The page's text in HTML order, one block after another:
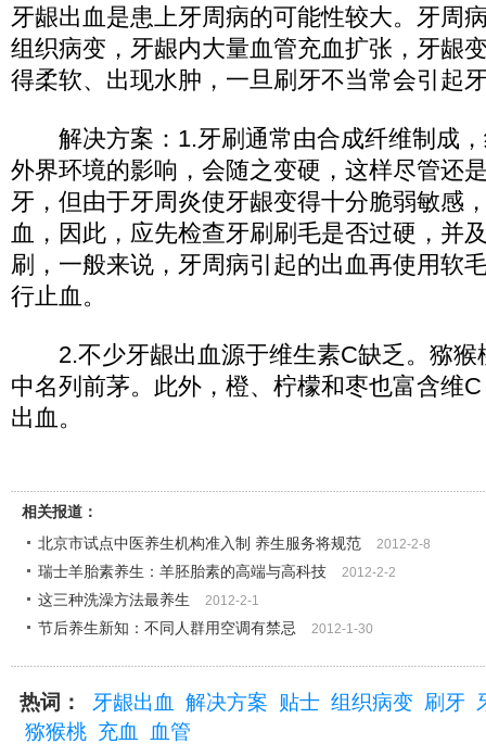
牙龈出血是患上牙周病的可能性较大。牙周
组织病变，牙龈内大量血管充血扩张，牙龈
得柔软、出现水肿，一旦刷牙不当常会引起
解决方案：1.牙刷通常由合成纤维制成，
外界环境的影响，会随之变硬，这样尽管还
牙，但由于牙周炎使牙龈变得十分脆弱敏感
血，因此，应先检查牙刷刷毛是否过硬，并
刷，一般来说，牙周病引起的出血再使用软
行止血。
2.不少牙龈出血源于维生素C缺乏。猕猴
中名列前茅。此外，橙、柠檬和枣也富含维
出血。
相关报道：
北京市试点中医养生机构准入制 养生服务将规范
2012-2-8
瑞士羊胎素养生：羊胚胎素的高端与高科技 2012-2-2
这三种洗澡方法最养生 2012-2-1
节后养生新知：不同人群用空调有禁忌 2012-1-30
热词： 牙龈出血 解决方案 贴士 组织病变 刷牙
猕猴桃 充血 血管